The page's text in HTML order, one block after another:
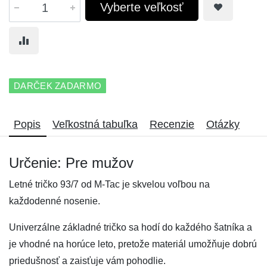
Vyberte veľkosť
DARČEK ZADARMO
Popis Veľkostná tabuľka Recenzie Otázky
Určenie: Pre mužov
Letné tričko 93/7 od M-Tac je skvelou voľbou na
každodenné nosenie.
Univerzálne základné tričko sa hodí do každého šatníka a
je vhodné na horúce leto, pretože materiál umožňuje dobrú
priedušnosť a zaisťuje vám pohodlie.